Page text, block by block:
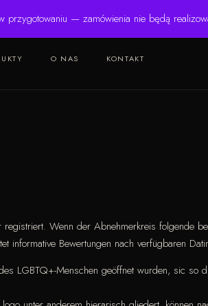
przygotowaniu — zamówienia nie będą
O NAS KONTAKT
Wenn der Abnehmerkreis folgende
informative Bewertungen nach verfügbaren
LGBTQ+-Menschen geöffnet wurden, sic so